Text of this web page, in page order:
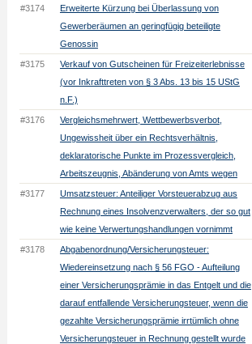
#3174
Erweiterte Kürzung bei Überlassung von
Gewerberäumen an geringfügig beteiligte
Genossin
#3175
Verkauf von Gutscheinen für Freizeiterlebnisse
(vor Inkrafttreten von § 3 Abs. 13 bis 15 UStG
n.F.)
#3176
Vergleichsmehrwert, Wettbewerbsverbot,
Ungewissheit über ein Rechtsverhältnis,
deklaratorische Punkte im Prozessvergleich,
Arbeitszeugnis, Abänderung von Amts wegen
#3177
Umsatzsteuer: Anteiliger Vorsteuerabzug aus
Rechnung eines Insolvenzverwalters, der so gut
wie keine Verwertungshandlungen vornimmt
#3178
Abgabenordnung/Versicherungsteuer:
Wiedereinsetzung nach § 56 FGO - Aufteilung
einer Versicherungsprämie in das Entgelt und die
darauf entfallende Versicherungsteuer, wenn die
gezahlte Versicherungsprämie irrtümlich ohne
Versicherungsteuer in Rechnung gestellt wurde